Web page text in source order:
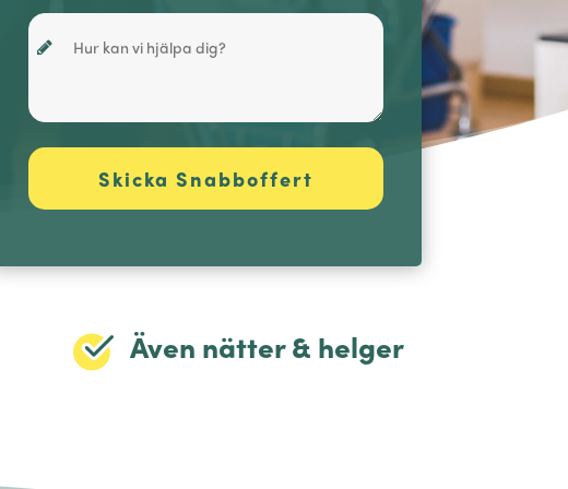
Även nätter & helger